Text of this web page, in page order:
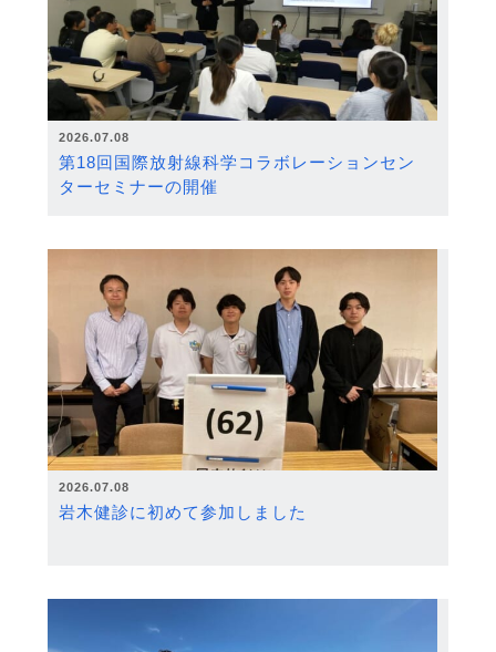
2026.07.08
第18回国際放射線科学コラボレーションセン
ターセミナーの開催
2026.07.08
岩木健診に初めて参加しました